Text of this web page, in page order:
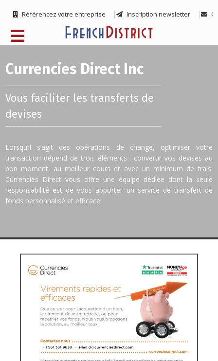
Référencez votre entreprise Inscription newsletter
Currencies Direct Inc
Vous faciliter les transferts de
devises
Lorsqu’il s’agit des opérations de change, optimiser votre
transaction dépend de trois éléments : convertir vos devises au
bon moment, au meilleur cours et avec un minimum de frais.
Currencies Direct vous offre une équipe dédiée dont la seule
responsabilité est de vous apporter un service de transfert de
fonds personnalisé et efficace.